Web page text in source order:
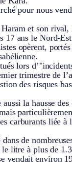
pour nous
et son rival,
ans le Nord-
opèrent,
lors
trimestre de
des risques
la hausse des
carburants liée à
de
litre à plus de
vendait environ